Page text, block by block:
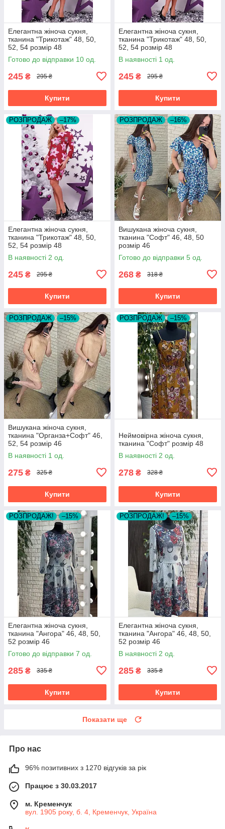
Елегантна жіноча сукня,
тканина "Трикотаж" 48, 50,
52, 54 розмір 48
Готово до відправки 10 од.
245 ₴ 295 ₴
Купити
Елегантна жіноча сукня,
тканина "Трикотаж" 48, 50,
52, 54 розмір 48
В наявності 1 од.
245 ₴ 295 ₴
Купити
РОЗПРОДАЖ –17%
Елегантна жіноча сукня,
тканина "Трикотаж" 48, 50,
52, 54 розмір 48
В наявності 2 од.
245 ₴ 295 ₴
Купити
РОЗПРОДАЖ –16%
Вишукана жіноча сукня,
тканина "Софт" 46, 48, 50
розмір 46
Готово до відправки 5 од.
268 ₴ 318 ₴
Купити
РОЗПРОДАЖ –15%
Вишукана жіноча сукня,
тканина "Органза+Софт" 46,
52, 54 розмір 46
В наявності 1 од.
275 ₴ 325 ₴
Купити
РОЗПРОДАЖ –15%
Неймовірна жіноча сукня,
тканина "Софт" розмір 48
В наявності 2 од.
278 ₴ 328 ₴
Купити
РОЗПРОДАЖ! –15%
Елегантна жіноча сукня,
тканина "Ангора" 46, 48, 50,
52 розмір 46
Готово до відправки 7 од.
285 ₴ 335 ₴
Купити
РОЗПРОДАЖ! –15%
Елегантна жіноча сукня,
тканина "Ангора" 46, 48, 50,
52 розмір 46
В наявності 2 од.
285 ₴ 335 ₴
Купити
Показати ще
Про нас
96% позитивних з 1270 відгуків за рік
Працює з 30.03.2017
м. Кременчук
вул. 1905 року, б. 4, Кременчук, Україна